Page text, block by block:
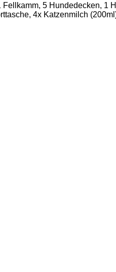
5 Hundedecken, 1
4x Katzenmilch